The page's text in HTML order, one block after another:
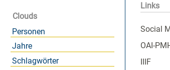
Clouds
Personen
Jahre
Schlagwörter
Links
Social
OAI-
IIIF